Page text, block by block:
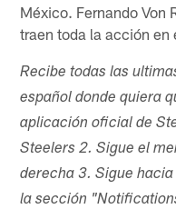
México. Fernando Von
traen toda la acción en
Recibe todas las
español donde quiera
aplicación oficial de
Steelers 2. Sigue el
derecha 3. Sigue
la sección